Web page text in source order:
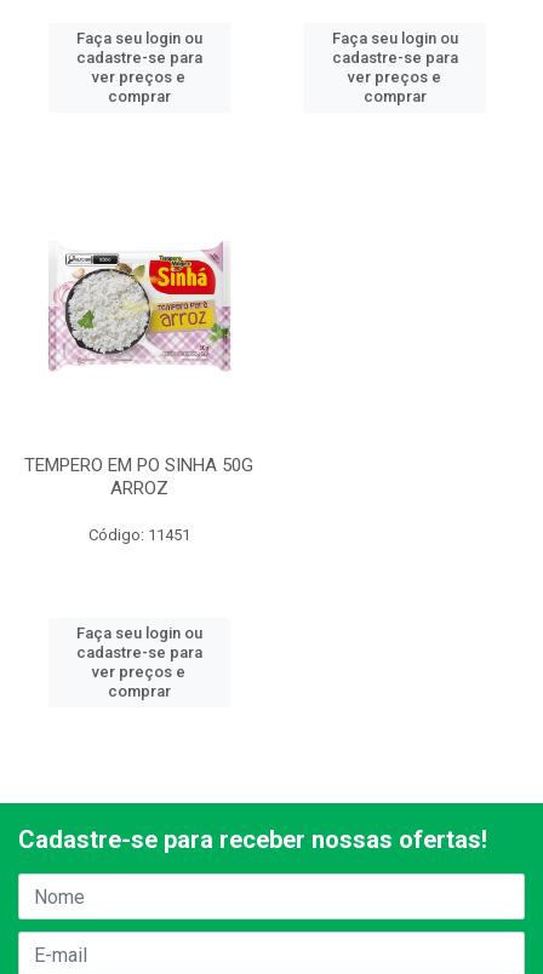
Faça seu login ou
cadastre-se para
ver preços e
comprar
Faça seu login ou
cadastre-se para
ver preços e
comprar
TEMPERO EM PO SINHA 50G
ARROZ
Código: 11451
Faça seu login ou
cadastre-se para
ver preços e
comprar
Cadastre-se para receber nossas ofertas!